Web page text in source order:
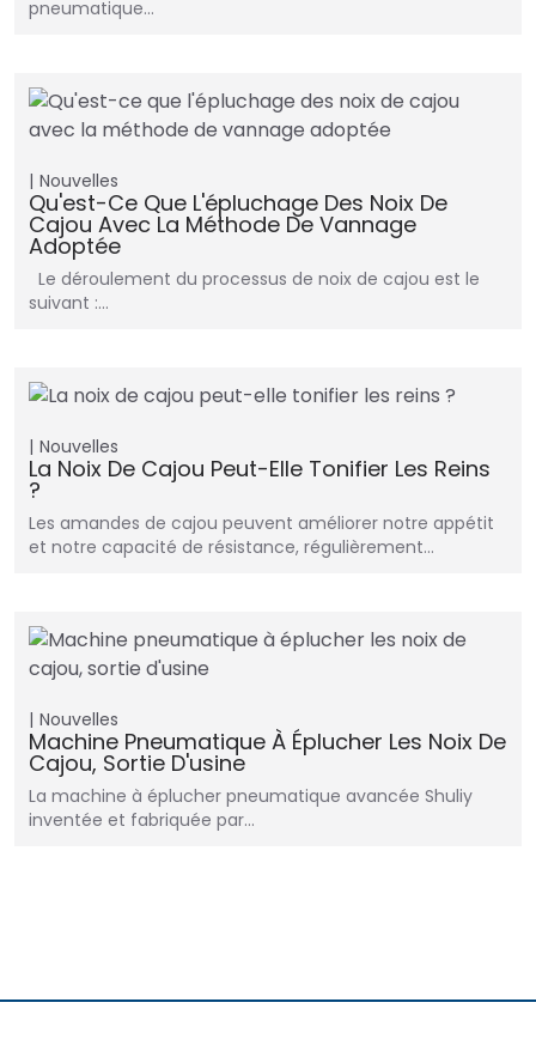
pneumatique…
Nouvelles
Qu'est-Ce Que L'épluchage Des Noix De
Cajou Avec La Méthode De Vannage
Adoptée
Le déroulement du processus de noix de cajou est le
suivant :…
Nouvelles
La Noix De Cajou Peut-Elle Tonifier Les Reins
?
Les amandes de cajou peuvent améliorer notre appétit
et notre capacité de résistance, régulièrement…
Nouvelles
Machine Pneumatique À Éplucher Les Noix De
Cajou, Sortie D'usine
La machine à éplucher pneumatique avancée Shuliy
inventée et fabriquée par…